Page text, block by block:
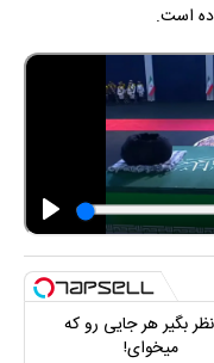
است.
بگیر هر جایی رو که
میخوای!